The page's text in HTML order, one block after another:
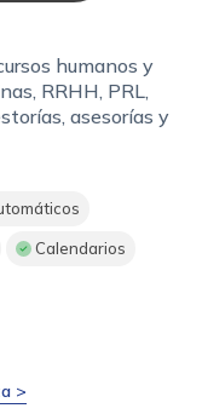
humanos y
RRHH, PRL,
asesorías y
Calendarios
>